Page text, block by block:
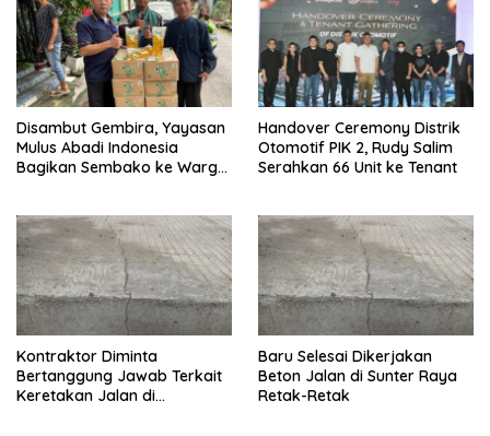
Disambut Gembira, Yayasan
Mulus Abadi Indonesia
Bagikan Sembako ke Warga
Handover Ceremony Distrik
Otomotif PIK 2, Rudy Salim
Serahkan 66 Unit ke Tenant
Kontraktor Diminta
Bertanggung Jawab Terkait
Keretakan Jalan di
Baru Selesai Dikerjakan
Beton Jalan di Sunter Raya
Retak-Retak